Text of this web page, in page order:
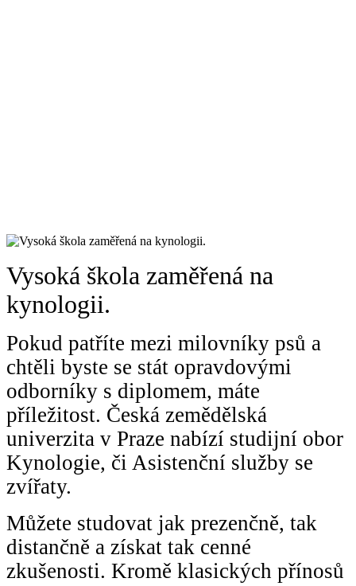
Vysoká škola zaměřená na
kynologii.
Pokud patříte mezi milovníky psů a
chtěli byste se stát opravdovými
odborníky s diplomem, máte
příležitost. Česká zemědělská
univerzita v Praze nabízí studijní obor
Kynologie, či Asistenční služby se
zvířaty.
Můžete studovat jak prezenčně, tak
distančně a získat tak cenné
zkušenosti. Kromě klasických přínosů